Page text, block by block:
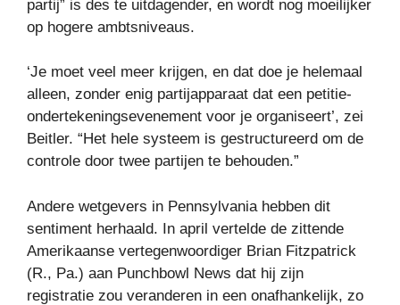
partij” is des te uitdagender, en wordt nog moeilijker
op hogere ambtsniveaus.
‘Je moet veel meer krijgen, en dat doe je helemaal
alleen, zonder enig partijapparaat dat een petitie-
ondertekeningsevenement voor je organiseert’, zei
Beitler. “Het hele systeem is gestructureerd om de
controle door twee partijen te behouden.”
Andere wetgevers in Pennsylvania hebben dit
sentiment herhaald. In april vertelde de zittende
Amerikaanse vertegenwoordiger Brian Fitzpatrick
(R., Pa.) aan Punchbowl News dat hij zijn
registratie zou veranderen in een onafhankelijk, zo